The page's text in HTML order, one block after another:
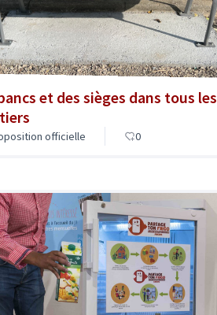
et des sièges dans tous les
officielle 0